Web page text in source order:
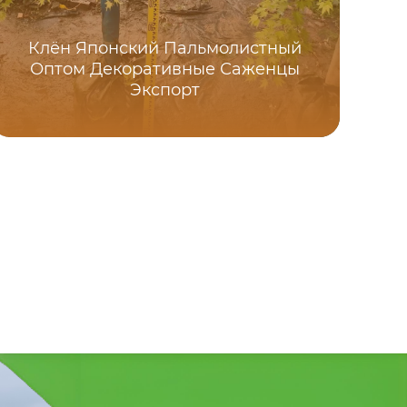
Клён Японский Пальмолистный
Оптом Декоративные Саженцы
Экспорт